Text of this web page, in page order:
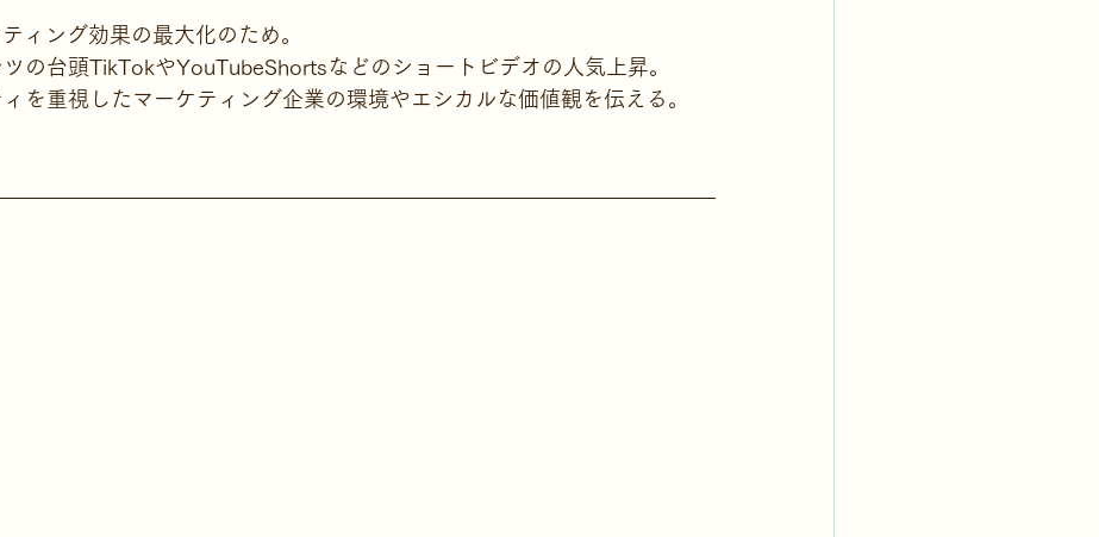
ィング効果の最大化のため。
の台頭TikTokやYouTubeShortsなどのショートビデオの人気上昇。
を重視したマーケティング企業の環境やエシカルな価値観を伝える。